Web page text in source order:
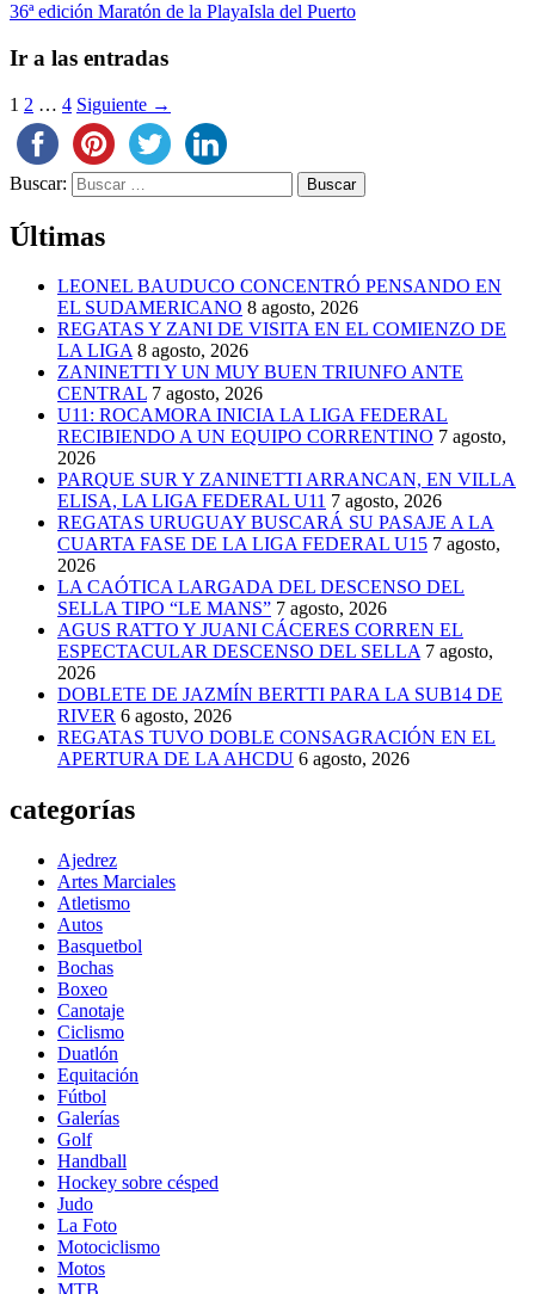
36ª edición Maratón de la PlayaIsla del Puerto
Ir a las entradas
1 2 … 4 Siguiente →
Buscar:
Últimas
LEONEL BAUDUCO CONCENTRÓ PENSANDO EN
EL SUDAMERICANO 8 agosto, 2026
REGATAS Y ZANI DE VISITA EN EL COMIENZO DE
LA LIGA 8 agosto, 2026
ZANINETTI Y UN MUY BUEN TRIUNFO ANTE
CENTRAL 7 agosto, 2026
U11: ROCAMORA INICIA LA LIGA FEDERAL
RECIBIENDO A UN EQUIPO CORRENTINO 7 agosto,
2026
PARQUE SUR Y ZANINETTI ARRANCAN, EN VILLA
ELISA, LA LIGA FEDERAL U11 7 agosto, 2026
REGATAS URUGUAY BUSCARÁ SU PASAJE A LA
CUARTA FASE DE LA LIGA FEDERAL U15 7 agosto,
2026
LA CAÓTICA LARGADA DEL DESCENSO DEL
SELLA TIPO “LE MANS” 7 agosto, 2026
AGUS RATTO Y JUANI CÁCERES CORREN EL
ESPECTACULAR DESCENSO DEL SELLA 7 agosto,
2026
DOBLETE DE JAZMÍN BERTTI PARA LA SUB14 DE
RIVER 6 agosto, 2026
REGATAS TUVO DOBLE CONSAGRACIÓN EN EL
APERTURA DE LA AHCDU 6 agosto, 2026
categorías
Ajedrez
Artes Marciales
Atletismo
Autos
Basquetbol
Bochas
Boxeo
Canotaje
Ciclismo
Duatlón
Equitación
Fútbol
Galerías
Golf
Handball
Hockey sobre césped
Judo
La Foto
Motociclismo
Motos